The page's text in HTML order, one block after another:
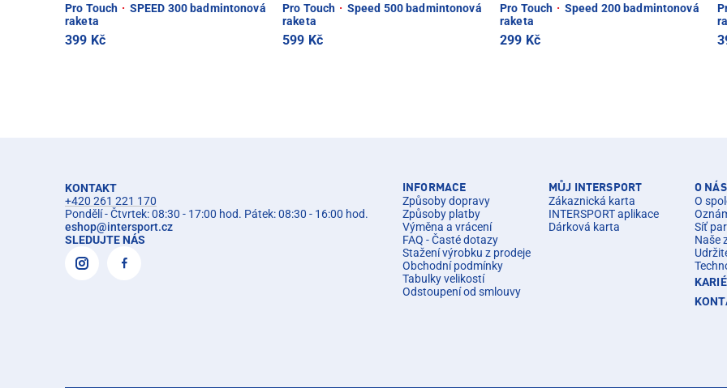
Pro Touch · SPEED 300 badmintonová
raketa
399 Kč
Pro Touch · Speed 500 badmintonová
raketa
599 Kč
Pro Touch · Speed 200 badmintonová
raketa
299 Kč
KONTAKT
+420 261 221 170
Pondělí - Čtvrtek: 08:30 - 17:00 hod. Pátek: 08:30 - 16:00 hod.
eshop@intersport.cz
SLEDUJTE NÁS
INFORMACE
Způsoby dopravy
Způsoby platby
Výměna a vrácení
FAQ - Časté dotazy
Stažení výrobku z prodeje
Obchodní podmínky
Tabulky velikostí
Odstoupení od smlouvy
MŮJ INTERSPORT
Zákaznická karta
INTERSPORT aplikace
Dárková karta
O NÁS
O
Síť
Naše